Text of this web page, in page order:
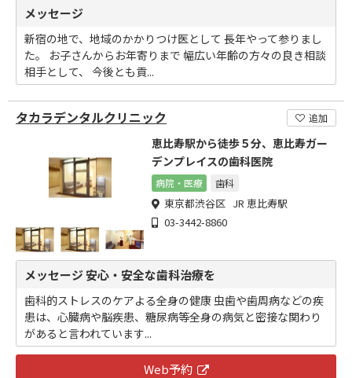
メッセージ
新宿の地で、地域のかかりつけ医として 長年やって参りまし
た。 お子さんからお年寄りまで 幅広い年齢の方々の良き相談
相手として、 今後とも貢...
タカラデンタルクリニック 追加
恵比寿駅から徒歩５分、恵比寿ガー
デンプレイスの歯科医院
病院・医療 歯科
東京都渋谷区 JR 恵比寿駅
03-3442-8860
メッセージ 安心・安全な歯科治療を
歯科的ストレスのケアよる全身の健康 虫歯や歯周病などの疾
患は、心臓病や脳疾患、糖尿病等全身の病気と密接な関わり
があると言われています...
Web予約